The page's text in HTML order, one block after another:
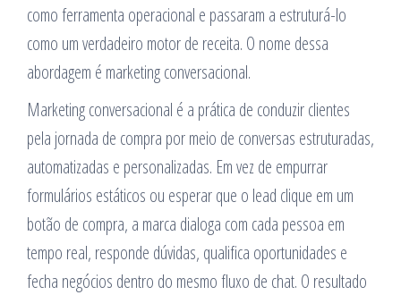
como ferramenta operacional e passaram a estruturá-lo
como um verdadeiro motor de receita. O nome dessa
abordagem é marketing conversacional.
Marketing conversacional é a prática de conduzir clientes
pela jornada de compra por meio de conversas estruturadas,
automatizadas e personalizadas. Em vez de empurrar
formulários estáticos ou esperar que o lead clique em um
botão de compra, a marca dialoga com cada pessoa em
tempo real, responde dúvidas, qualifica oportunidades e
fecha negócios dentro do mesmo fluxo de chat. O resultado